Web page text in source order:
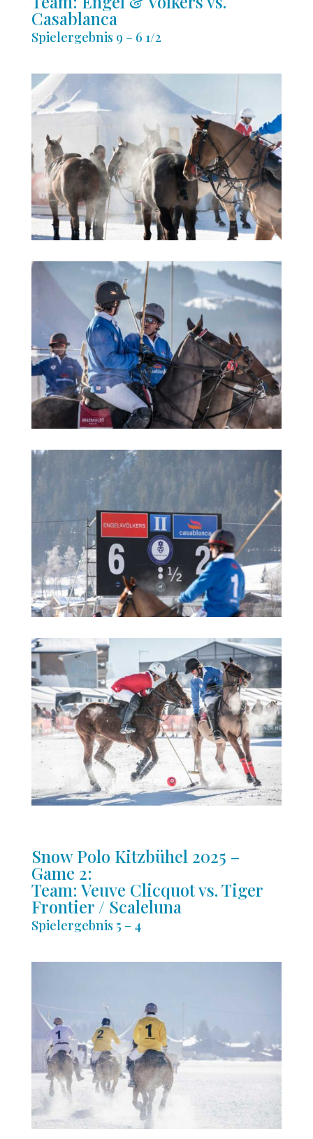
Casablanca
Spielergebnis 9 – 6 1/2
Snow Polo Kitzbühel 2025 –
Game 2:
Team: Veuve Clicquot vs. Tiger
Frontier / Scaleluna
Spielergebnis 5 – 4